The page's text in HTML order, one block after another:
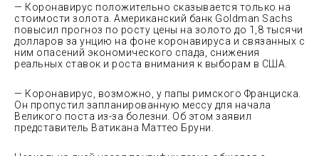
— Коронавирус положительно сказывается только на
стоимости золота. Американский банк Goldman Sachs
повысил прогноз по росту цены на золото до 1,8 тысячи
долларов за унцию на фоне коронавируса и связанных с
ним опасений экономического спада, снижения
реальных ставок и роста внимания к выборам в США.
— Коронавирус, возможно, у папы римского Франциска.
Он пропустил запланированную мессу для начала
Великого поста из-за болезни. Об этом заявил
представитель Ватикана Маттео Бруни.